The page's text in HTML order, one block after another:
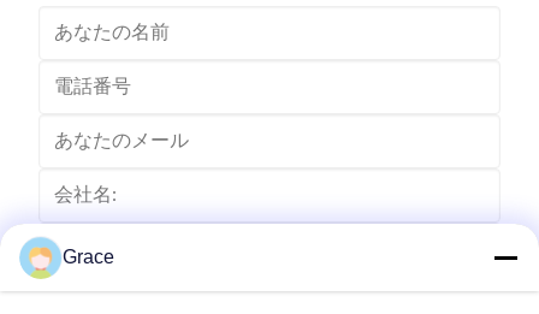
Grace